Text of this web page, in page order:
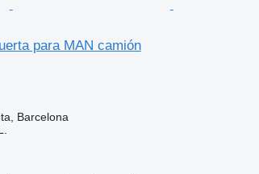
para MAN camión
Barcelona